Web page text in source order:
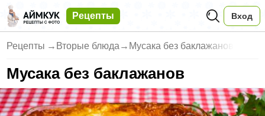
Рецепты Вход
Рецепты → Вторые блюда → Мусака без баклажанов
Мусака без баклажанов